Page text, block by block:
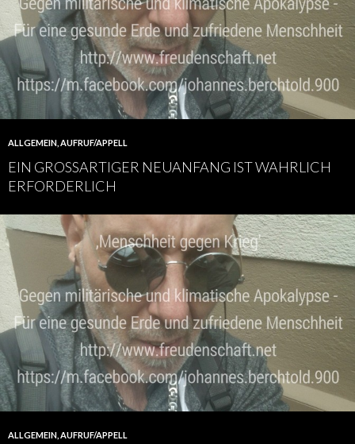
ALLGEMEIN AUFRUF/APPELL
EIN GROSSARTIGER NEUANFANG IST WAHRLICH E
RFORDERLICH
ALLGEMEIN AUFRUF/APPELL